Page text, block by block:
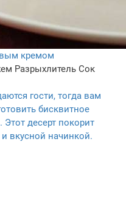
кремом
Разрыхлитель Сок
гости, тогда вам
бисквитное
десерт покорит
вкусной начинкой.